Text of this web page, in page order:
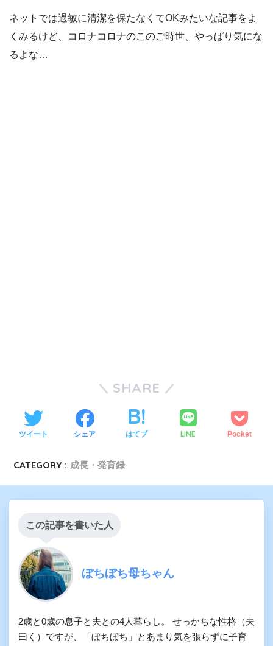
ネットでは過敏に清潔を保たなくてOKみたいな記事をよ
くみるけど、コロナコロナのこのご時世、やっぱり気にな
るよな…
SHARE
ツイート シェア はてブ LINE Pocket
CATEGORY : 成長・発育録
この記事を書いた人
ぼちぼち母ちゃん
2歳と0歳の息子と夫との4人暮らし。 せっかちな性格（夫
曰く）ですが、「ぼちぼち」とあまり気を張らずに子育